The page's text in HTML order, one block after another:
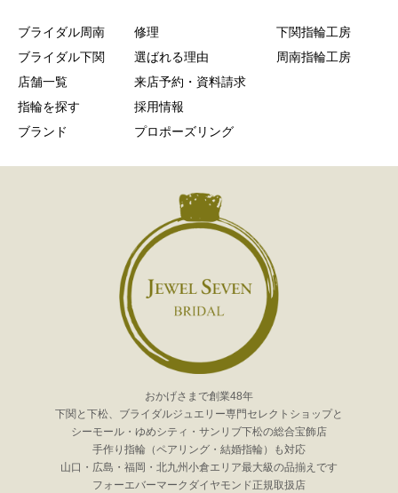
ブライダル周南
ブライダル下関
店舗一覧
指輪を探す
ブランド
修理
選ばれる理由
来店予約・資料請求
採用情報
プロポーズリング
下関指輪工房
周南指輪工房
おかげさまで創業48年
下関と下松、ブライダルジュエリー専門セレクトショップと
シーモール・ゆめシティ・サンリブ下松の総合宝飾店
手作り指輪（ペアリング・結婚指輪）も対応
山口・広島・福岡・北九州小倉エリア最大級の品揃えです
フォーエバーマークダイヤモンド正規取扱店